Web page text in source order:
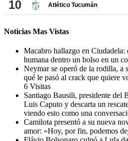
Noticias Mas Vistas
Macabro hallazgo en Ciudadela:
humana dentro un bolso en un
Neymar se operó de la rodilla, a
qué le pasó al crack que quiere
6 Visitas
Santiago Bausili, presidente del
Luis Caputo y descarta un
viendo esto como una
Camilota presentó a su nueva
amor: «Hoy, por fin, podemos